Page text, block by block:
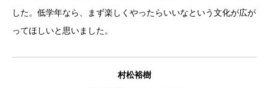
した。低学年なら、まず楽しくやったらいいなという文化が広が
ってほしいと思いました。
村松裕樹